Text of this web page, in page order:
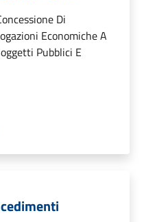
Di
Economiche A
Pubblici E